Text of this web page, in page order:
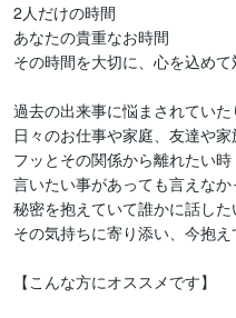
2人だけの時間
あなたの貴重なお時間
その時間を大切に、心を込めて
過去の出来事に悩まされてい
日々のお仕事や家庭、友達や家
フッとその関係から離れたい時
言いたい事があっても言えなか
秘密を抱えていて誰かに話した
その気持ちに寄り添い、今抱
【こんな方にオススメです】